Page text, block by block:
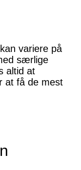
variere på
særlige
altid at
at få de mest